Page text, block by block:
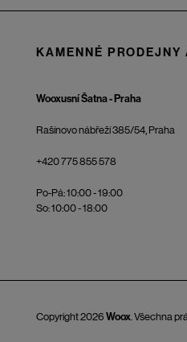
KAMENNÉ PRODEJNY
Wooxusní Šatna - Praha
Rašínovo nábřeží 385/54, Praha
+420 775 855 578
Po-Pá: 10:00 - 19:00
So: 10:00 - 18:00
Copyright 2026 Woox. Všechna